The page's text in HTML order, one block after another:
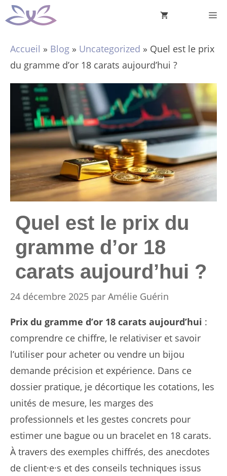
Aller
au
Accueil » Blog » Uncategorized » Quel est le prix
du gramme d’or 18 carats aujourd’hui ?
Quel est le prix du
gramme d’or 18
carats aujourd’hui ?
24 décembre 2025 par Amélie Guérin
Prix du gramme d’or 18 carats aujourd’hui :
comprendre ce chiffre, le relativiser et savoir
l’utiliser pour acheter ou vendre un bijou
demande précision et expérience. Dans ce
dossier pratique, je décortique les cotations, les
unités de mesure, les marges des
professionnels et les gestes concrets pour
estimer une bague ou un bracelet en 18 carats.
À travers des exemples chiffrés, des anecdotes
de client·e·s et des conseils techniques issus